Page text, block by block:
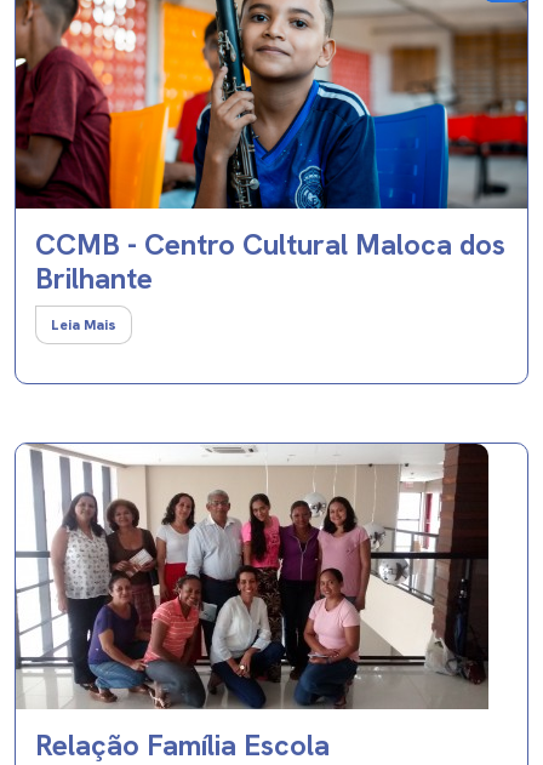
CCMB - Centro Cultural Maloca dos
Brilhante
Leia Mais
Relação Família Escola